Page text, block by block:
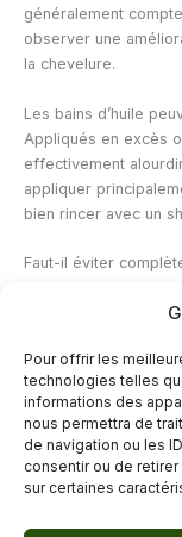
Pour offrir les
technologies telles
informations des
nous permettra de
de navigation ou les
consentir ou de
sur certaines
généralement
observer une
la chevelure.
Les bains d’huile
Appliqués en excès
effectivement
appliquer
bien rincer avec un
Faut-il éviter
Il n’est pas
protecteur thermique
capillaire.
←Article précédent